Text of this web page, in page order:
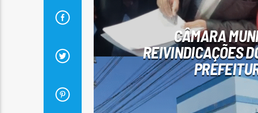
CÂMARA
REIVINDICAÇÕES